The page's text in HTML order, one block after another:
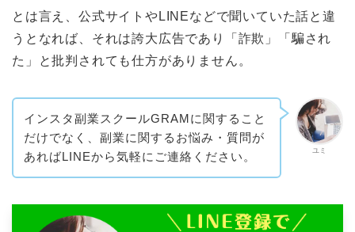
とは言え、公式サイトやLINEなどで聞いていた話と違
うとなれば、それは誇大広告であり「詐欺」「騙され
た」と批判されても仕方がありません。
ユミ
インスタ副業スクールGRAMに関すること
だけでなく、副業に関するお悩み・質問が
あればLINEから気軽にご連絡ください。